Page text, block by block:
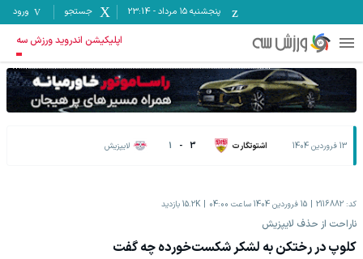
پنجشنبه ۱۵ مرداد -
23:14 جستجو ورود
اپلیکیشن اندروید ورزش سه
13 فروردين 1404 اشتوتگارت 3
-
1 لایپزیش
کد: 2116882 15 فروردين 1404 ساعت 04:00 15.2K بازدید
ناراحت از حذف لایپزیش
کلوپ در رختکن به لشکر شکست‌خورده چه گفت